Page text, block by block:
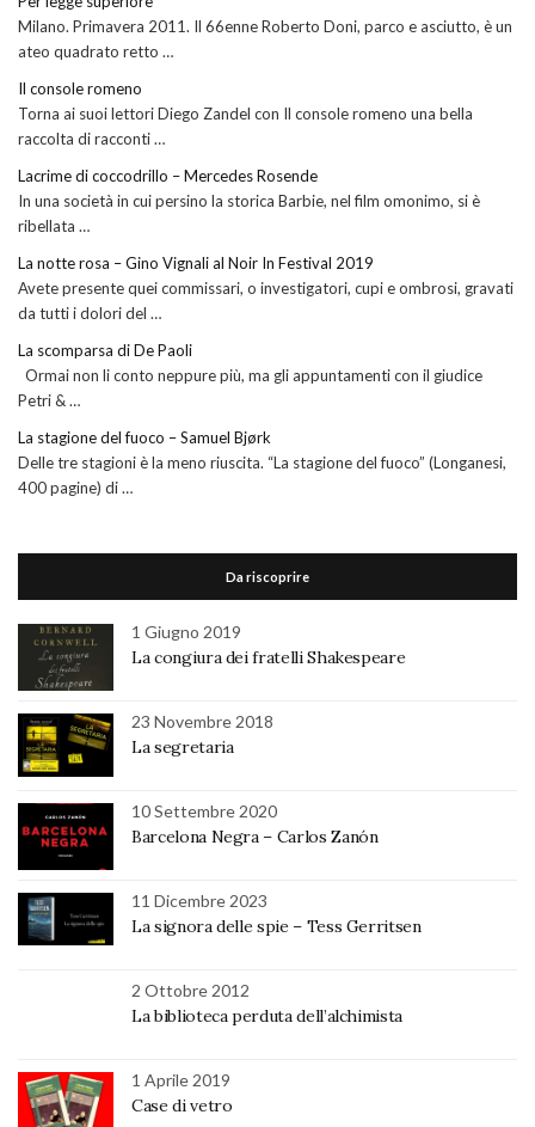
Milano. Primavera 2011. Il 66enne Roberto Doni, parco e asciutto, è un
ateo quadrato retto …
Il console romeno
Torna ai suoi lettori Diego Zandel con Il console romeno una bella
raccolta di racconti …
Lacrime di coccodrillo – Mercedes Rosende
In una società in cui persino la storica Barbie, nel film omonimo, si è
ribellata …
La notte rosa – Gino Vignali al Noir In Festival 2019
Avete presente quei commissari, o investigatori, cupi e ombrosi, gravati
da tutti i dolori del …
La scomparsa di De Paoli
Ormai non li conto neppure più, ma gli appuntamenti con il giudice
Petri & …
La stagione del fuoco – Samuel Bjørk
Delle tre stagioni è la meno riuscita. “La stagione del fuoco” (Longanesi,
400 pagine) di …
Da riscoprire
1 Giugno 2019
La congiura dei fratelli Shakespeare
23 Novembre 2018
La segretaria
10 Settembre 2020
Barcelona Negra – Carlos Zanón
11 Dicembre 2023
La signora delle spie – Tess Gerritsen
2 Ottobre 2012
La biblioteca perduta dell’alchimista
1 Aprile 2019
Case di vetro